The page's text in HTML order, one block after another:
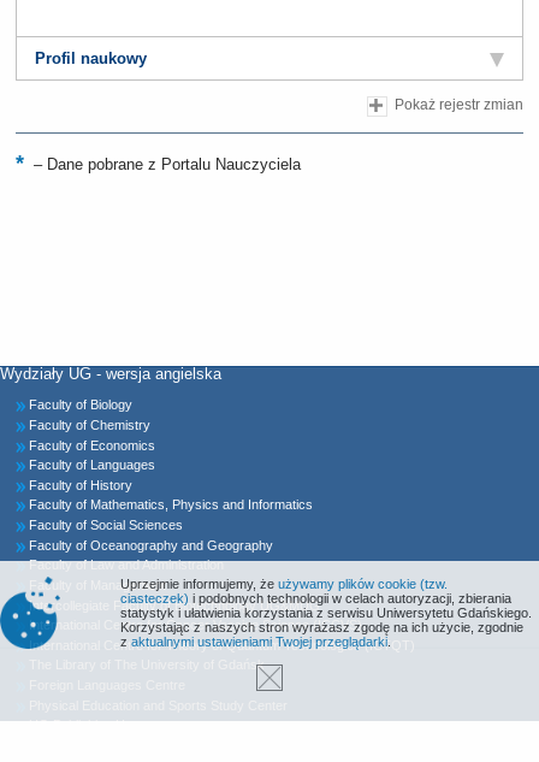
Profil naukowy
Pokaż rejestr zmian
–Dane pobrane z Portalu Nauczyciela
Wydziały UG - wersja angielska
Faculty of Biology
Faculty of Chemistry
Faculty of Economics
Faculty of Languages
Faculty of History
Faculty of Mathematics, Physics and Informatics
Faculty of Social Sciences
Faculty of Oceanography and Geography
Faculty of Law and Administration
Faculty of Management
Intercollegiate Faculty of Biotechnology UG&MUG
International Centre for Cancer Vaccine Science (ICCVS)
International Centre for Theory of Quantum Technologies (ICTQT)
The Library of The University of Gdańsk
UG Publishing House
Uprzejmie informujemy, że używamy plików cookie (tzw.
ciasteczek) i podobnych technologii w celach autoryzacji, zbierania
statystyk i ułatwienia korzystania z serwisu Uniwersytetu Gdańskiego.
Korzystając z naszych stron wyrażasz zgodę na ich użycie, zgodnie
z aktualnymi ustawieniami Twojej przeglądarki